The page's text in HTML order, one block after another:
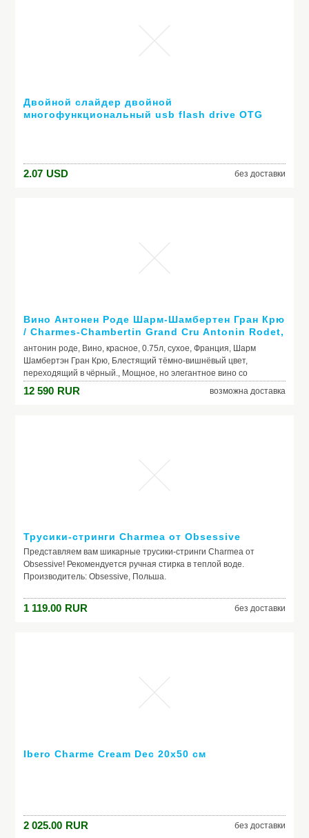
Двойной слайдер двойной
многофункциональный usb flash drive OTG
2.07 USD без доставки
Вино Антонен Роде Шарм-Шамбертен Гран Крю
/ Charmes-Chambertin Grand Cru Antonin Rodet,
2007, красное, сухое 0.75л
антонин роде, Вино, красное, 0.75л, сухое, Франция, Шарм
Шамбертэн Гран Крю, Блестящий тёмно-вишнёвый цвет,
переходящий в чёрный., Мощное, но элегантное вино со
сливочной текстурой и сочным вкусом с оттенками малины,
вишни, кофе, шоколада и специй., Свежий, богатый аромат
12 590 RUR возможна доставка
Трусики-стринги Charmea от Obsessive
Представляем вам шикарные трусики-стринги Charmea от
Obsessive! Рекомендуется ручная стирка в теплой воде.
Производитель: Obsessive, Польша.
1 119.00 RUR без доставки
Ibero Charme Cream Dec 20x50 см
2 025.00 RUR без доставки